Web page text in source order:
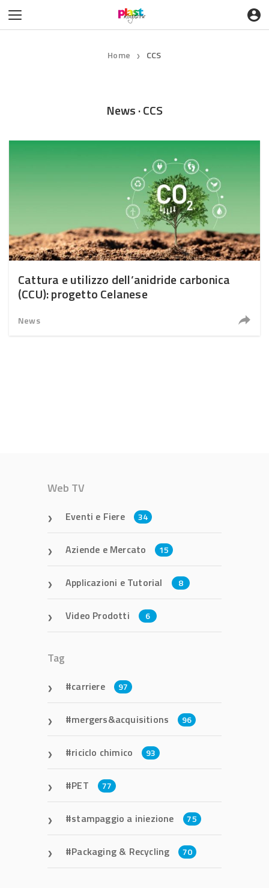
Home ❯ CCS
News · CCS
Cattura e utilizzo dell’anidride carbonica
(CCU): progetto Celanese
News
Web TV
Eventi e Fiere 34
Aziende e Mercato 15
Applicazioni e Tutorial 8
Video Prodotti 6
Tag
carriere 97
mergers&acquisitions 96
riciclo chimico 93
PET 77
stampaggio a iniezione 75
Packaging & Recycling 70